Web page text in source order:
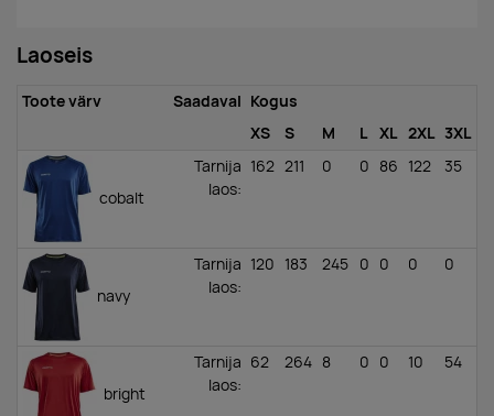
Laoseis
Toote värv Saadaval Kogus
XS
S M L XL 2XL 3XL
cobalt
Tarnija
laos:
162 211 0 0 86 122 35
navy
Tarnija
laos:
120 183 245 0 0 0 0
bright
Tarnija
laos:
62 264 8 0 0 10 54